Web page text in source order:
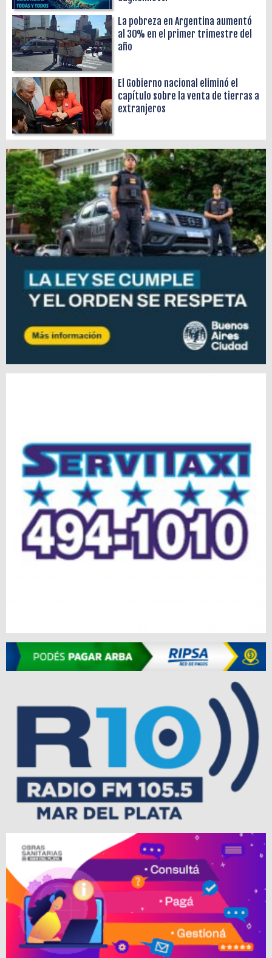
La pobreza en Argentina aumentó
al 30% en el primer trimestre del
año
El Gobierno nacional eliminó el
capítulo sobre la venta de tierras a
extranjeros